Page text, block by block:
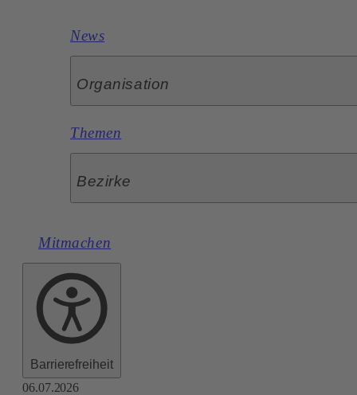
News
Organisation
Themen
Bezirke
Mitmachen
Barrierefreiheit
06.07.2026